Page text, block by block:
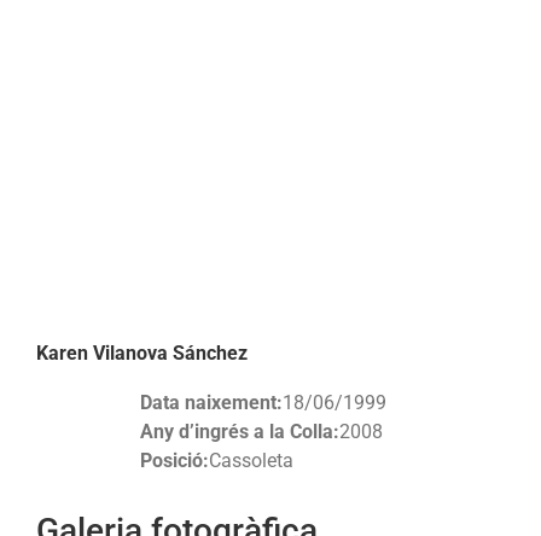
Karen Vilanova Sánchez
Data naixement:18/06/1999
Any d’ingrés a la Colla:2008
Posició:Cassoleta